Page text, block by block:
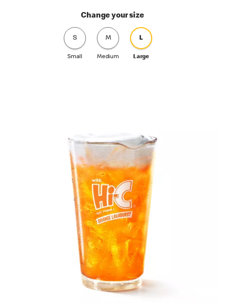
Change your size
S
Small
M
Medium
L
Large